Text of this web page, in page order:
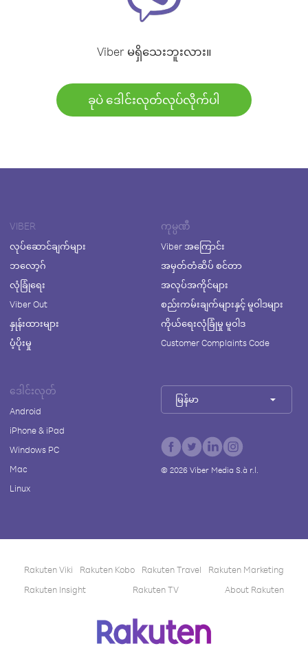
Viber မရှိသေးဘူးလား။
ခုပဲ ဒေါင်းလုတ်လုပ်လိုက်ပါ
VIBER
လုပ်ဆောင်ချက်များ
ဘလော့ဂ်
လုံခြုံရေး
Viber Out
နှုန်းထားများ
ပံ့ပိုးမှု
ကုမ္ပဏီ
Viber အကြောင်း
အမှတ်တံဆိပ် စင်တာ
အလုပ်အကိုင်များ
စည်းကမ်းချက်များနှင့် မူဝါဒများ
ကိုယ်ရေးလုံခြုံမှု မူဝါဒ
Customer Complaints Code
ဒေါင်းလုတ်
Android
iPhone & iPad
Windows PC
Mac
Linux
မြန်မာ
© 2026Viber Media S.à r.l.
Rakuten Viki Rakuten Kobo Rakuten Travel
Rakuten Marketing
Rakuten Insight
Rakuten TV About Rakuten